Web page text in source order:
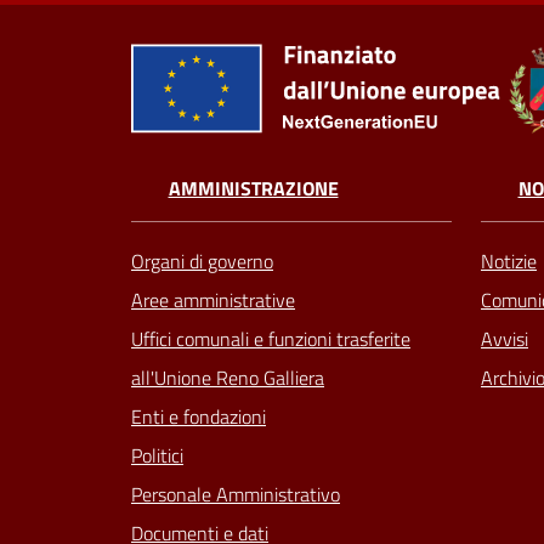
AMMINISTRAZIONE
Organi di governo
Aree amministrative
Uffici comunali e funzioni trasferite
all'Unione Reno Galliera
Enti e fondazioni
Politici
Personale Amministrativo
Documenti e dati
Notizie
Avvisi